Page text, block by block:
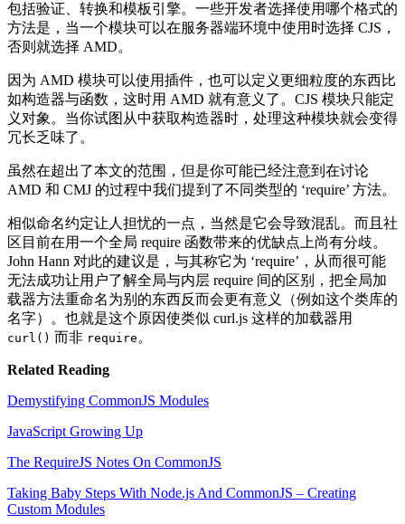
包括验证、转换和模板引擎。一些开发者选择使用哪个格式的
方法是，当一个模块可以在服务器端环境中使用时选择 CJS，
否则就选择 AMD。
因为 AMD 模块可以使用插件，也可以定义更细粒度的东西比
如构造器与函数，这时用 AMD 就有意义了。CJS 模块只能定
义对象。当你试图从中获取构造器时，处理这种模块就会变得
冗长乏味了。
虽然在超出了本文的范围，但是你可能已经注意到在讨论
AMD 和 CMJ 的过程中我们提到了不同类型的 ‘require’ 方法。
相似命名约定让人担忧的一点，当然是它会导致混乱。而且社
区目前在用一个全局 require 函数带来的优缺点上尚有分歧。
John Hann 对此的建议是，与其称它为 ‘require’，从而很可能
无法成功让用户了解全局与内层 require 间的区别，把全局加
载器方法重命名为别的东西反而会更有意义（例如这个类库的
名字）。也就是这个原因使类似 curl.js 这样的加载器用
curl() 而非 require 。
Related Reading
Demystifying CommonJS Modules
JavaScript Growing Up
The RequireJS Notes On CommonJS
Taking Baby Steps With Node.js And CommonJS – Creating
Custom Modules